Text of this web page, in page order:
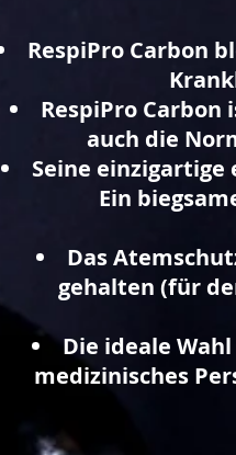
RespiPro Carbon
RespiPro
auch die
Seine
Ein
Das
gehalten (für
Die ideale
medizinisches